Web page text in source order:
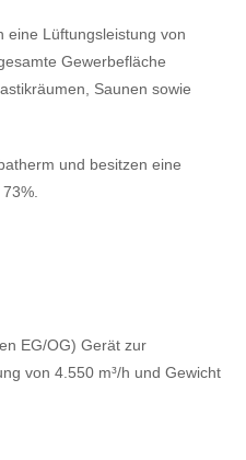
eine Lüftungsleistung von
Gewerbefläche
Saunen sowie
und besitzen eine
EG/OG) Gerät zur
von 4.550 m³/h und Gewicht